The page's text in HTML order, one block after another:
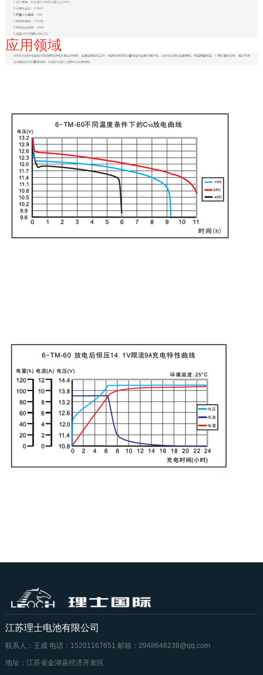
应用领域
江苏理士电池有限公司
联系人：王成 电话：15201167651 邮箱：2948646238@qq.com
地址：江苏省金湖县经济开发区